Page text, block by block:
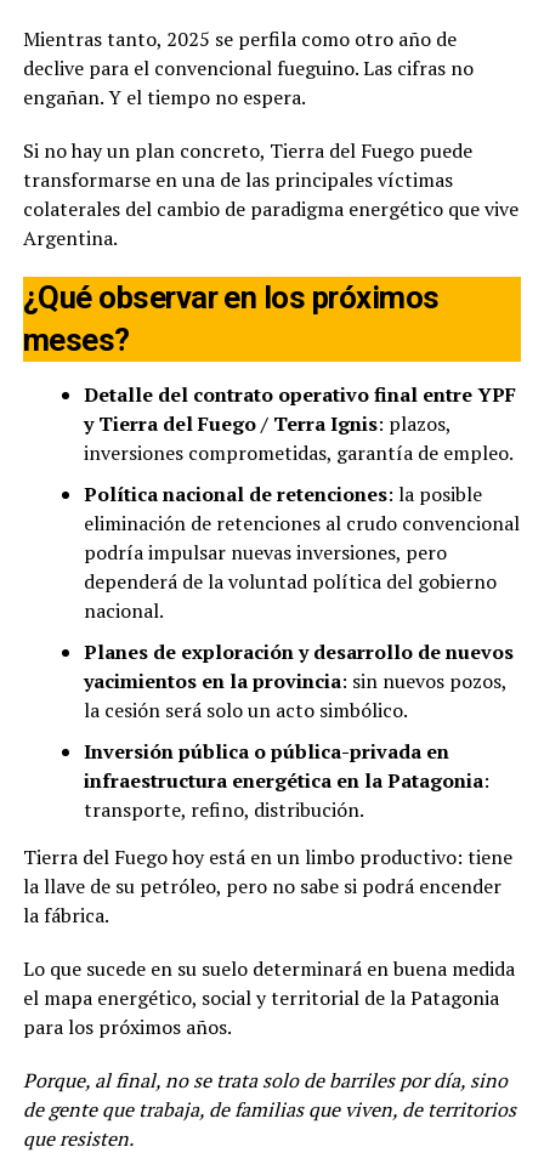
Mientras tanto, 2025 se perfila como otro año de
declive para el convencional fueguino. Las cifras no
engañan. Y el tiempo no espera.
Si no hay un plan concreto, Tierra del Fuego puede
transformarse en una de las principales víctimas
colaterales del cambio de paradigma energético que vive
Argentina.
¿Qué observar en los próximos
meses?
Detalle del contrato operativo final entre YPF
y Tierra del Fuego / Terra Ignis: plazos,
inversiones comprometidas, garantía de empleo.
Política nacional de retenciones: la posible
eliminación de retenciones al crudo convencional
podría impulsar nuevas inversiones, pero
dependerá de la voluntad política del gobierno
nacional.
Planes de exploración y desarrollo de nuevos
yacimientos en la provincia: sin nuevos pozos,
la cesión será solo un acto simbólico.
Inversión pública o pública-privada en
infraestructura energética en la Patagonia:
transporte, refino, distribución.
Tierra del Fuego hoy está en un limbo productivo: tiene
la llave de su petróleo, pero no sabe si podrá encender
la fábrica.
Lo que sucede en su suelo determinará en buena medida
el mapa energético, social y territorial de la Patagonia
para los próximos años.
Porque, al final, no se trata solo de barriles por día, sino
de gente que trabaja, de familias que viven, de territorios
que resisten.